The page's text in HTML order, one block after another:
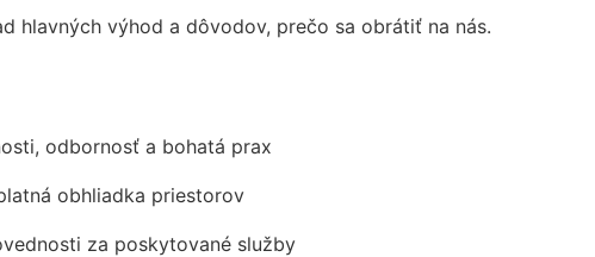
hlavných výhod a dôvodov, prečo sa obrátiť na nás.
odbornosť a bohatá prax
obhliadka priestorov
za poskytované služby